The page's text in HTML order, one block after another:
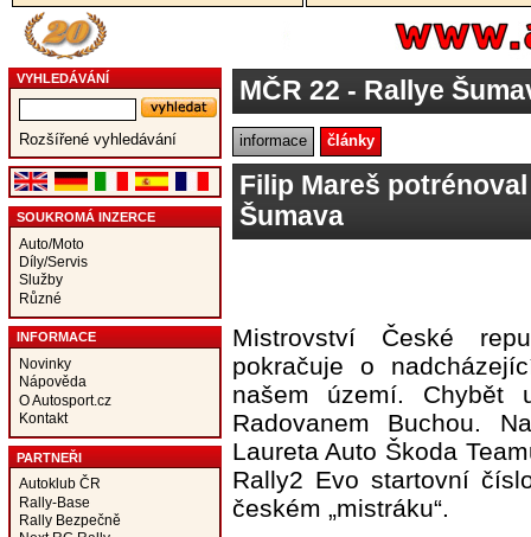
VYHLEDÁVÁNÍ
Rozšířené vyhledávání
SOUKROMÁ INZERCE
Auto/Moto
Díly/Servis
Služby
Různé
INFORMACE
Novinky
Nápověda
O Autosport.cz
Kontakt
PARTNEŘI
Autoklub ČR
Rally-Base
Rally Bezpečně
MČR 22 - Rallye
informace články
Filip Mareš
Šumava
Mistrovství České
pokračuje o
našem území.
Radovanem Buchou.
Laureta Auto Škoda
Rally2 Evo startovní
českém „mistráku“.